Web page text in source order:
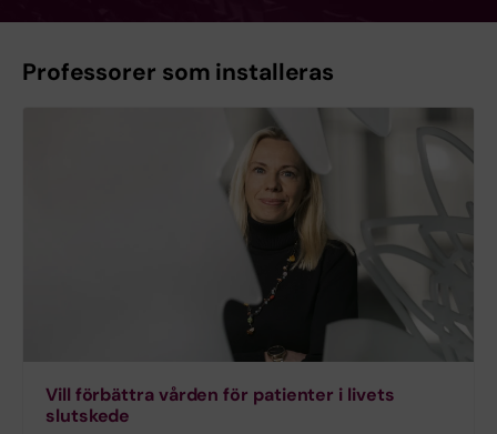
Professorer som installeras
Vill förbättra vården för patienter i livets
slutskede